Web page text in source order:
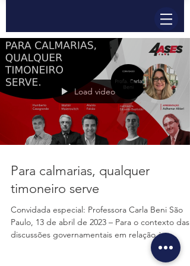
Load video
Para calmarias, qualquer
timoneiro serve
Convidada especial: Professora Carla Beni São
Paulo, 13 de abril de 2023 – Para o contexto das
discussões governamentais em relação à...